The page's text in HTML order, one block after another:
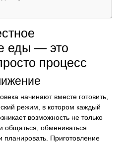
еды — это
процесс
начинают вместе готовить,
режим, в котором каждый
возможность не только
общаться, обмениваться
планировать. Приготовление